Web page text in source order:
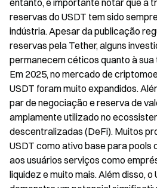
entanto, é importante notar que a
reservas do USDT tem sido
indústria. Apesar da publicação
reservas pela Tether, alguns
permanecem céticos quanto à
Em 2025, no mercado de
USDT foram muito expandidos.
par de negociação e reserva de
amplamente utilizado no
descentralizadas (DeFi). Muitos
USDT como ativo base para pools
aos usuários serviços como
liquidez e muito mais. Além disso,